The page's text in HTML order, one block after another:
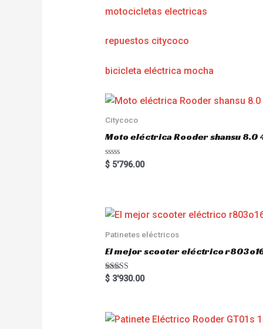
motocicletas electricas
repuestos citycoco
bicicleta eléctrica mocha
Citycoco
Moto eléctrica Rooder shansu
R
a
o
u
o
f
5
$5'796.00
Patinetes eléctricos
El mejor scooter eléctrico
Rated
5.00
$3'930.00